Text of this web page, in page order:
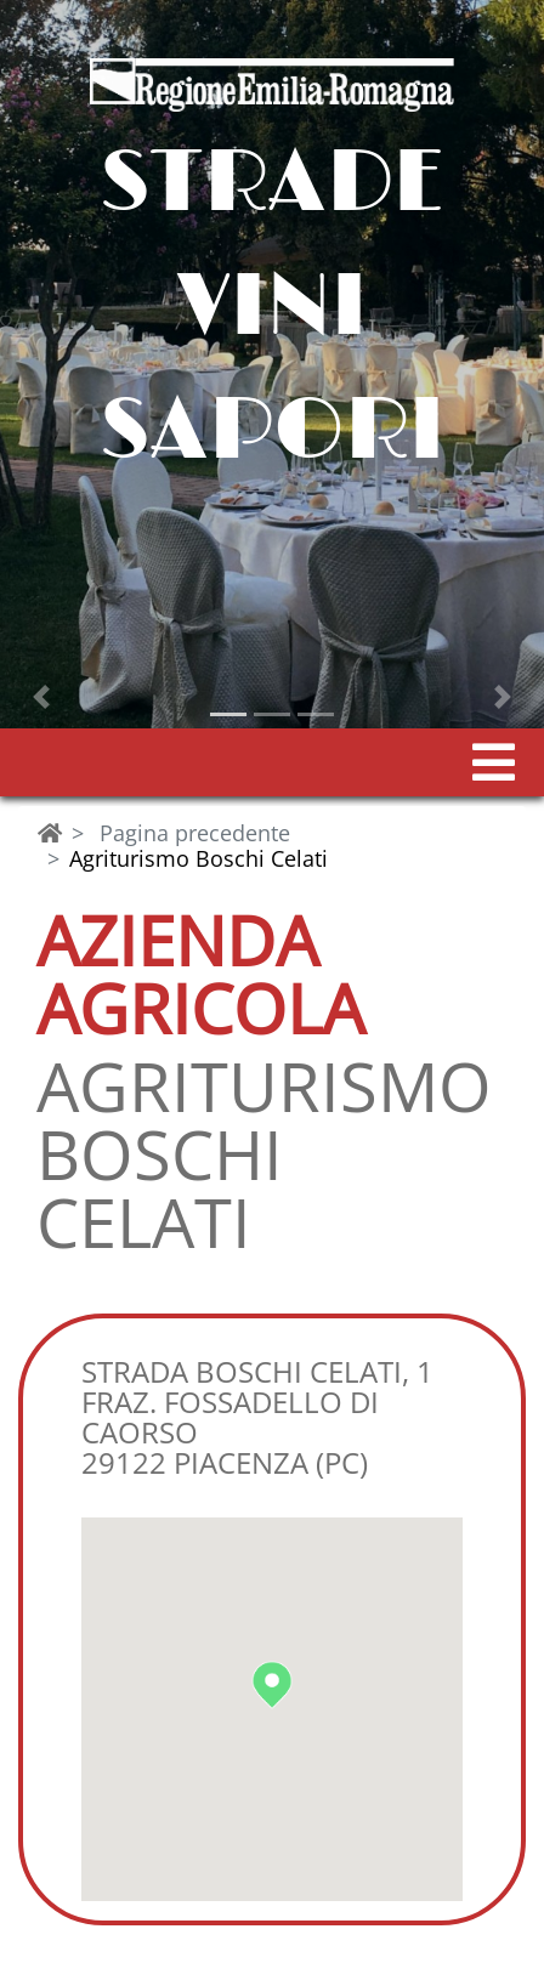
STRADE
VINI
SAPORI
Precedente
Pagina precedente
Agriturismo Boschi Celati
AZIENDA
AGRICOLA
AGRITURISMO
BOSCHI
CELATI
STRADA BOSCHI CELATI, 1
FRAZ. FOSSADELLO DI
CAORSO
29122 PIACENZA (PC)